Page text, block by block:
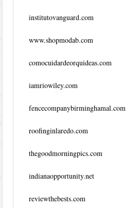
institutovanguard.com
www.shopmodab.com
comocuidardeorquideas.com
iamriowiley.com
fencecompanybirminghamal.com
roofinginlaredo.com
thegoodmorningpics.com
indianaopportunity.net
reviewthebests.com